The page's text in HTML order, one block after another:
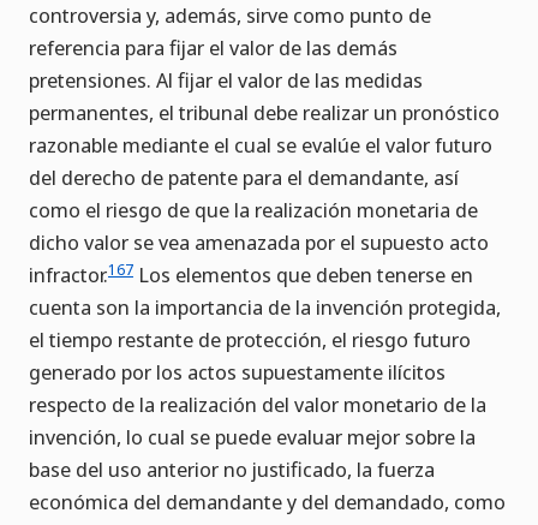
controversia y, además, sirve como punto de
referencia para fijar el valor de las demás
pretensiones. Al fijar el valor de las medidas
permanentes, el tribunal debe realizar un pronóstico
razonable mediante el cual se evalúe el valor futuro
del derecho de patente para el demandante, así
como el riesgo de que la realización monetaria de
dicho valor se vea amenazada por el supuesto acto
infractor.167 Los elementos que deben tenerse en
cuenta son la importancia de la invención protegida,
el tiempo restante de protección, el riesgo futuro
generado por los actos supuestamente ilícitos
respecto de la realización del valor monetario de la
invención, lo cual se puede evaluar mejor sobre la
base del uso anterior no justificado, la fuerza
económica del demandante y del demandado, como